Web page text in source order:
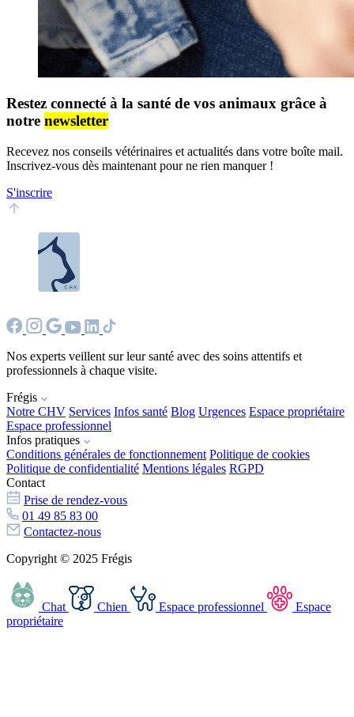
Restez connecté à la santé de vos animaux grâce à
notre newsletter
Recevez nos conseils vétérinaires et actualités dans votre boîte mail.
Inscrivez-vous dès maintenant pour ne rien manquer !
S'inscrire
Nos experts veillent sur leur santé avec des soins attentifs et
professionnels à chaque visite.
Frégis
Notre CHV Services Infos santé Blog Urgences Espace propriétaire
Espace professionnel
Infos pratiques
Conditions générales de fonctionnement Politique de cookies
Politique de confidentialité Mentions légales RGPD
Contact
Prise de rendez-vous
01 49 85 83 00
Contactez-nous
Copyright © 2025 Frégis
Chat Chien Espace professionnel
Espace
propriétaire